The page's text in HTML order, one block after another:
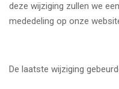
deze wijziging zullen we
mededeling op onze
De laatste wijziging